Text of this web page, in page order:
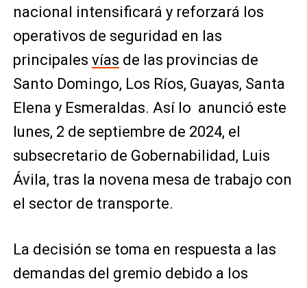
nacional intensificará y reforzará los
operativos de seguridad en las
principales vías de las provincias de
Santo Domingo, Los Ríos, Guayas, Santa
Elena y Esmeraldas. Así lo anunció este
lunes, 2 de septiembre de 2024, el
subsecretario de Gobernabilidad, Luis
Ávila, tras la novena mesa de trabajo con
el sector de transporte.
La decisión se toma en respuesta a las
demandas del gremio debido a los